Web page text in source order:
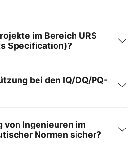
im Bereich URS
Specification)?
bei den IQ/OQ/PQ-
von Ingenieuren im
Normen sicher?